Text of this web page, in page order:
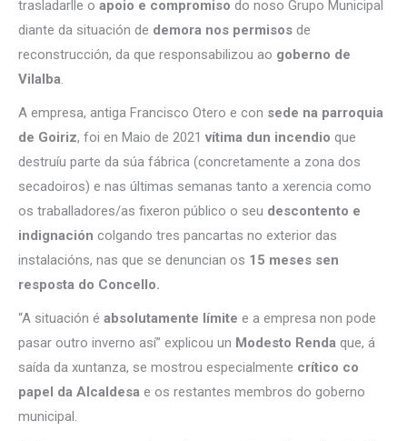
trasladarlle o apoio e compromiso do noso Grupo Municipal
diante da situación de demora nos permisos de
reconstrucción, da que responsabilizou ao goberno de
Vilalba.
A empresa, antiga Francisco Otero e con sede na parroquia
de Goiriz, foi en Maio de 2021 vítima dun incendio que
destruíu parte da súa fábrica (concretamente a zona dos
secadoiros) e nas últimas semanas tanto a xerencia como
os traballadores/as fixeron público o seu descontento e
indignación colgando tres pancartas no exterior das
instalacións, nas que se denuncian os 15 meses sen
resposta do Concello.
“A situación é absolutamente límite e a empresa non pode
pasar outro inverno así” explicou un Modesto Renda que, á
saída da xuntanza, se mostrou especialmente crítico co
papel da Alcaldesa e os restantes membros do goberno
municipal.